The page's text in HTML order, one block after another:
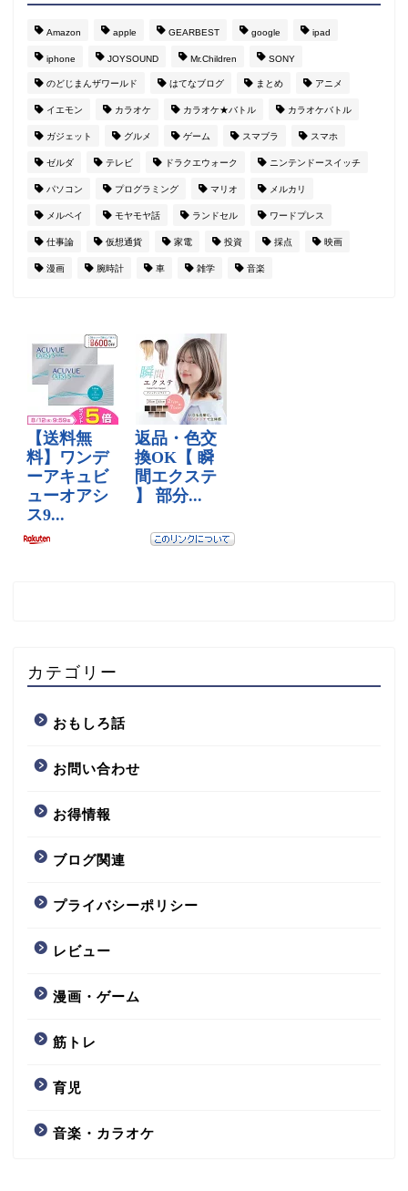
Amazon apple GEARBEST google ipad
iphone JOYSOUND Mr.Children SONY
のどじまんザワールド はてなブログ まとめ アニメ
イエモン カラオケ カラオケ★バトル カラオケバトル
ガジェット グルメ ゲーム スマブラ スマホ
ゼルダ テレビ ドラクエウォーク ニンテンドースイッチ
パソコン プログラミング マリオ メルカリ
メルペイ モヤモヤ話 ランドセル ワードプレス
仕事論 仮想通貨 家電 投資 採点 映画
漫画 腕時計 車 雑学 音楽
カテゴリー
おもしろ話
お問い合わせ
お得情報
ブログ関連
プライバシーポリシー
レビュー
漫画・ゲーム
筋トレ
育児
音楽・カラオケ